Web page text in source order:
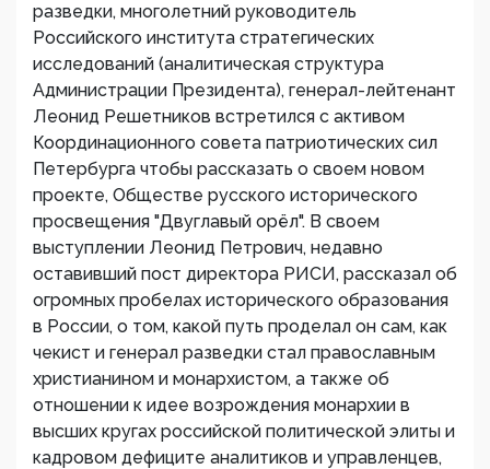
разведки, многолетний руководитель
Российского института стратегических
исследований (аналитическая структура
Администрации Президента), генерал-лейтенант
Леонид Решетников встретился с активом
Координационного совета патриотических сил
Петербурга чтобы рассказать о своем новом
проекте, Обществе русского исторического
просвещения "Двуглавый орёл". В своем
выступлении Леонид Петрович, недавно
оставивший пост директора РИСИ, рассказал об
огромных пробелах исторического образования
в России, о том, какой путь проделал он сам, как
чекист и генерал разведки стал православным
христианином и монархистом, а также об
отношении к идее возрождения монархии в
высших кругах российской политической элиты и
кадровом дефиците аналитиков и управленцев,